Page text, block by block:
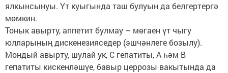
ялкынсынуы. Үт куыгында таш булуын да белгертергә
мөмкин.
Тонык авырту, аппетит булмау – мөгаен үт чыгу
юлларының дискенезияседер (эшчәнлеге бозылу).
Мондый авырту, шулай ук, С гепатиты, А һәм В
гепатиты кискенләшүе, бавыр церрозы вакытында да